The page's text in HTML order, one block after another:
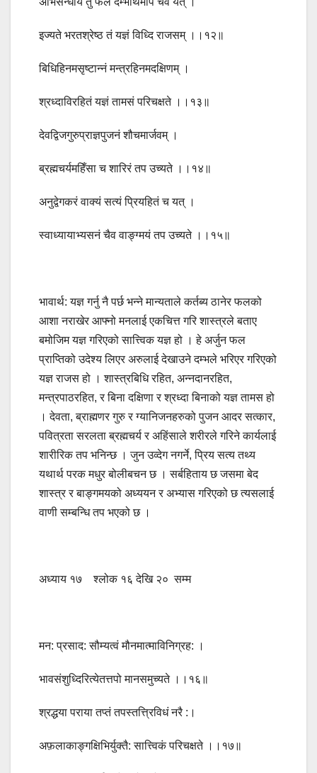
इज्यते भरतश्रेष्ठ तं यज्ञं विध्दि राजसम् ।।१२॥
बिधिहिनमसृष्टान्नं मन्त्रहिनमदक्षिणम् ।
श्रध्दाविरहितं यज्ञं तामसं परिचक्षते ।।१३॥
देवद्विजगुरुप्राज्ञपुजनं शौचमार्जवम् ।
ब्रह्मचर्यमहिँसा च शारिरं तप उच्यते ।।१४॥
अनुद्वेगकरं वाक्यं सत्यं प्रियहितं च यत् ।
स्वाध्यायाभ्यसनं चैव वाङ्ग्मयं तप उच्यते ।।१५॥
भावार्थ: यज्ञ गर्नु नै पर्छ भन्ने मान्यताले कर्तब्य ठानेर फलको
आशा नराखेर आफ्नो मनलाई एकचित्त गरि शास्त्रले बताए
बमोजिम यज्ञ गरिएको सात्त्विक यज्ञ हो । हे अर्जुन फल
प्राप्तिको उदेश्य लिएर अरुलाई देखाउने दम्भले भरिएर गरिएको
यज्ञ राजस हो । शास्त्रबिधि रहित, अन्नदानरहित,
मन्त्रपाठरहित, र बिना दक्षिणा र श्रध्दा बिनाको यज्ञ तामस हो
। देवता, ब्राह्मणर गुरु र ग्यानिजनहरुको पुजन आदर सत्कार,
पवित्रता सरलता ब्रह्मचर्य र अहिंसाले शरीरले गरिने कार्यलाई
शारीरिक तप भनिन्छ । जुन उव्देग नगर्ने, प्रिय सत्य तथ्य
यथार्थ परक मधुर बोलीबचन छ । सर्बहिताय छ जसमा बेद
शास्त्र र बाङ्गमयको अध्ययन र अभ्यास गरिएको छ त्यसलाई
वाणी सम्बन्धि तप भएको छ ।
अध्याय १७ श्लोक १६ देखि २० सम्म
मन: प्रसाद: सौम्यत्वं मौनमात्माविनिग्रह: ।
भावसंशुध्दिरित्येतत्तपो मानसमुच्यते ।।१६॥
श्रद्धया पराया तप्तं तपस्तत्त्रिविधं नरै :।
अफ़लाकाङ्गक्षिभिर्युक्तै: सात्त्विकं परिचक्षते ।।१७॥